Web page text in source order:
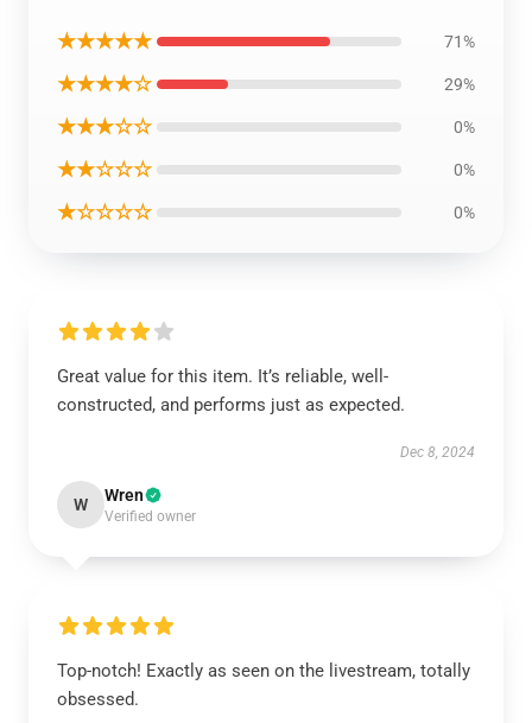
★★★★★ 71%
★★★★☆ 29%
★★★☆☆ 0%
★★☆☆☆ 0%
★☆☆☆☆ 0%
Great value for this item. It’s reliable, well-
constructed, and performs just as expected.
Dec 8, 2024
W Wren
Verified owner
Top-notch! Exactly as seen on the livestream, totally
obsessed.